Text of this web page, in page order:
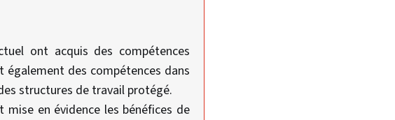
ont acquis des compétences
des compétences dans
structures de travail protégé.
en évidence les bénéfices de